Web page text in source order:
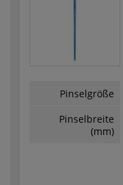
Pinselgröße
Pinselbreite
(mm)